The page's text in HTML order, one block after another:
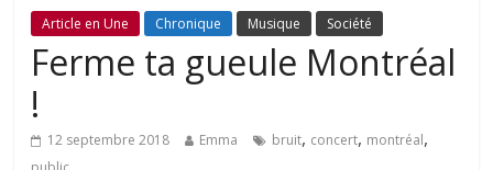
Article en Une Chronique Musique Société
Ferme ta gueule Montréal
!
12 septembre 2018 Emma bruit, concert, montréal,